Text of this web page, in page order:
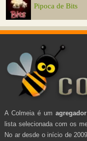
Pipoca de Bits
A Colmeia é um
lista selecionada com os
No ar desde o início de